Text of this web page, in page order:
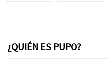
¿QUIÉN ES PUPO?